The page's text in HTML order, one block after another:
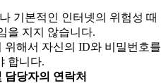
기본적인 인터넷의 위험성 때
을 지지 않습니다.
위해서 자신의 ID와 비밀번호를
합니다.
담당자의 연락처